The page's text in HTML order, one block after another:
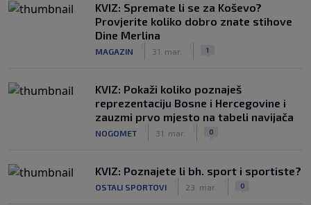
KVIZ: Spremate li se za Koševo?
Provjerite koliko dobro znate stihove
Dine Merlina
MAGAZIN 31. mar. 1
KVIZ: Pokaži koliko poznaješ
reprezentaciju Bosne i Hercegovine i
zauzmi prvo mjesto na tabeli navijača
NOGOMET 31. mar. 0
KVIZ: Poznajete li bh. sport i sportiste?
OSTALI SPORTOVI 23. mar. 0